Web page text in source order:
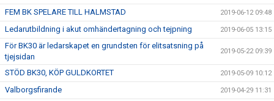
FEM BK SPELARE TILL HALMSTAD 2019-06-12 09:48
Ledarutbildning i akut omhändertagning och tejpning 2019-06-05 13:15
För BK30 är ledarskapet en grundsten för elitsatsning på
tjejsidan
2019-05-22 09:39
STÖD BK30, KÖP GULDKORTET 2019-05-09 10:12
Valborgsfirande 2019-04-29 11:31